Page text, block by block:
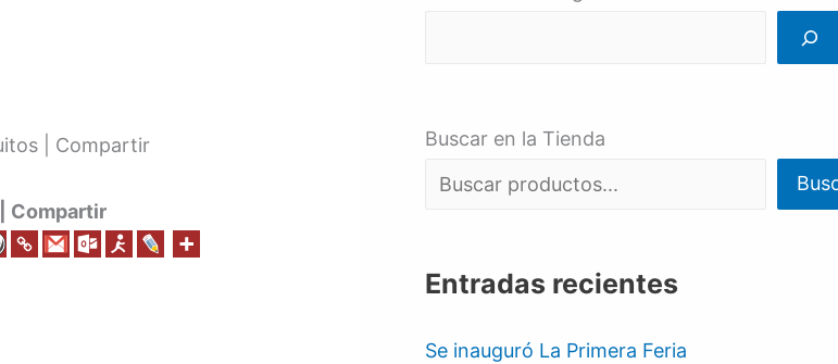
| Compartir
Compartir
Buscar en la Tienda
Entradas recientes
Se inauguró La Primera Feria